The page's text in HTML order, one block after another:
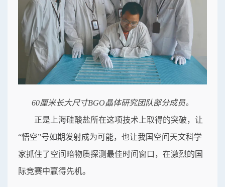
60厘米长大尺寸BGO晶体研究团队部分成员。
正是上海硅酸盐所在这项技术上取得的突破，让
“悟空”号如期发射成为可能，也让我国空间天文科学
家抓住了空间暗物质探测最佳时间窗口，在激烈的国
际竞赛中赢得先机。